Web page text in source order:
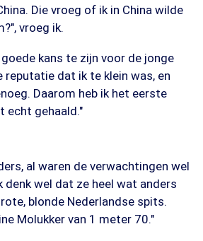
Die vroeg of ik in China wilde
vroeg ik.
kans te zijn voor de jonge
reputatie dat ik te klein was, en
Daarom heb ik het eerste
echt gehaald."
al waren de verwachtingen wel
denk wel dat ze heel wat anders
blonde Nederlandse spits.
Molukker van 1 meter 70."